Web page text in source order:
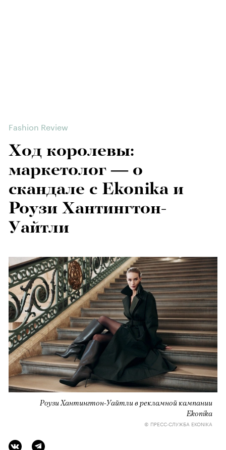
Fashion Review
Ход королевы:
маркетолог — о
скандале с Ekonika и
Роузи Хантингтон-
Уайтли
Роузи Хантингтон-Уайтли в рекламной кампании
Ekonika
© ПРЕСС-СЛУЖБА EKONIKA